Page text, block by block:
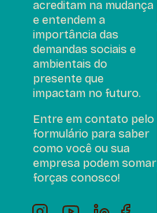
acreditam na mudança
e entendem a
importância das
demandas sociais e
ambientais do
presente que
impactam no futuro.
Entre em contato pelo
formulário para saber
como você ou sua
empresa podem somar
forças conosco!